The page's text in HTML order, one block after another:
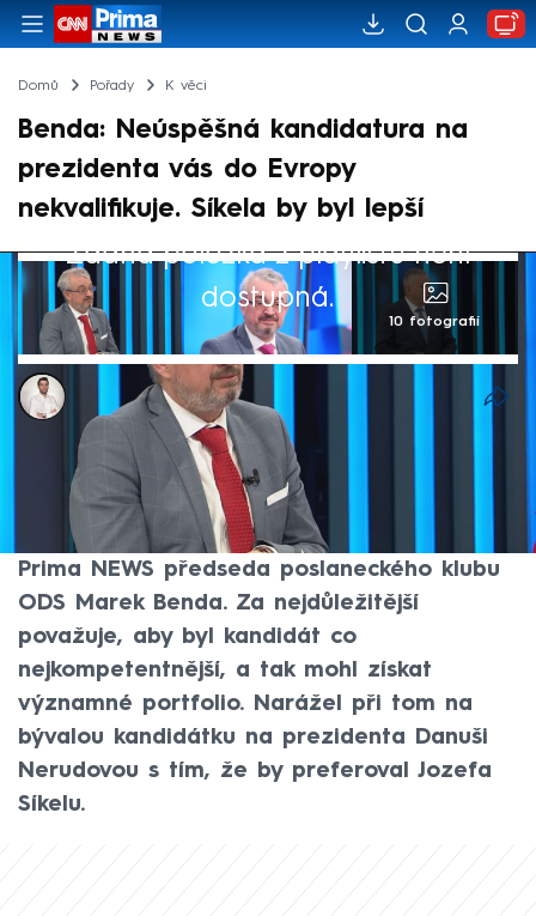
Domů Pořady K věci
Benda: Neúspěšná kandidatura na
prezidenta vás do Evropy
nekvalifikuje. Síkela by byl lepší
Žádná položka z playlistu není
dostupná.
10 fotografií
Petr Šilhán
2. dub 2024, 17:59
Úvahy, jestli eurokomisaře navrhne hnutí
STAN, nebo Piráti, překrývají mnohem větší
problém, řekl v pořadu K věci na CNN
Prima NEWS předseda poslaneckého klubu
ODS Marek Benda. Za nejdůležitější
považuje, aby byl kandidát co
nejkompetentnější, a tak mohl získat
významné portfolio. Narážel při tom na
bývalou kandidátku na prezidenta Danuši
Nerudovou s tím, že by preferoval Jozefa
Síkelu.